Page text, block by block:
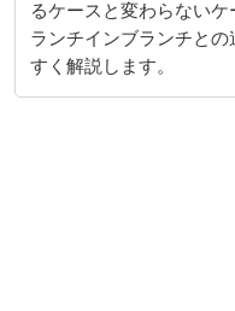
るケースと変わらない
ランチインブランチと
すく解説します。